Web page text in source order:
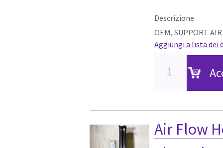
Descrizione
OEM, SUPPORT
Aggiungi a lista dei
Air Flow